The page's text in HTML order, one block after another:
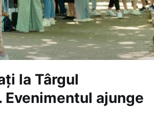
la Târgul
ajunge